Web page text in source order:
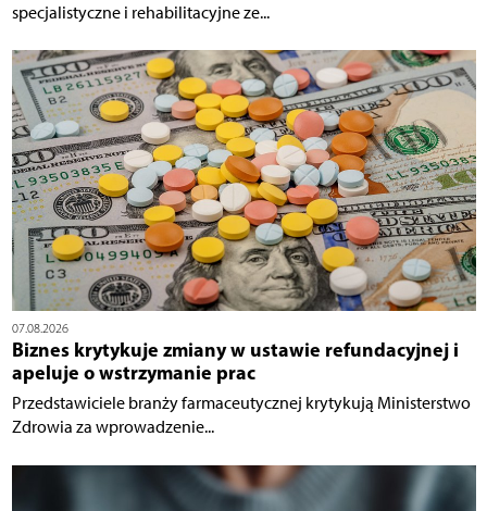
specjalistyczne i rehabilitacyjne ze...
07.08.2026
Biznes krytykuje zmiany w ustawie refundacyjnej i
apeluje o wstrzymanie prac
Przedstawiciele branży farmaceutycznej krytykują Ministerstwo
Zdrowia za wprowadzenie...